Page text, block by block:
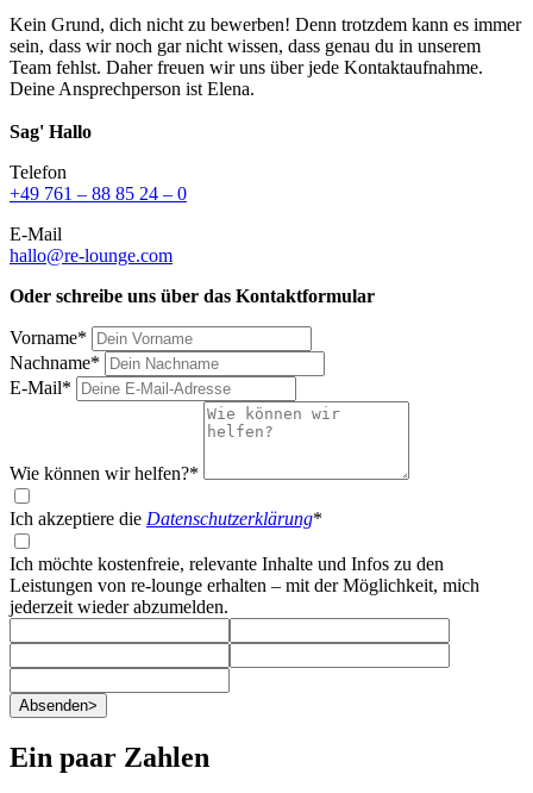
Kein Grund, dich nicht zu bewerben! Denn trotzdem kann es immer
sein, dass wir noch gar nicht wissen, dass genau du in unserem
Team fehlst. Daher freuen wir uns über jede Kontaktaufnahme.
Deine Ansprechperson ist Elena.
Sag' Hallo
Telefon
+49 761 – 88 85 24 – 0
E-Mail
hallo@re-lounge.com
Oder schreibe uns über das Kontaktformular
Vorname*
Nachname*
E-Mail*
Wie können wir helfen?*
Ich akzeptiere die Datenschutzerklärung*
Ich möchte kostenfreie, relevante Inhalte und Infos zu den
Leistungen von re-lounge erhalten – mit der Möglichkeit, mich
jederzeit wieder abzumelden.
Absenden>
Ein paar Zahlen